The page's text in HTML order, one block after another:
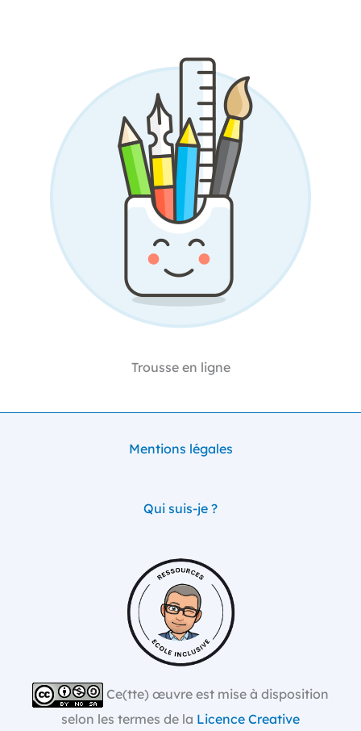
Trousse en ligne
Mentions légales
Qui suis-je ?
Ce(tte) œuvre est mise à disposition
selon les termes de la Licence Creative